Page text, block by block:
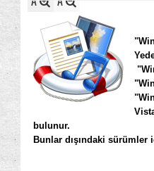
bulunur.
Bunlar dışındaki sürümler